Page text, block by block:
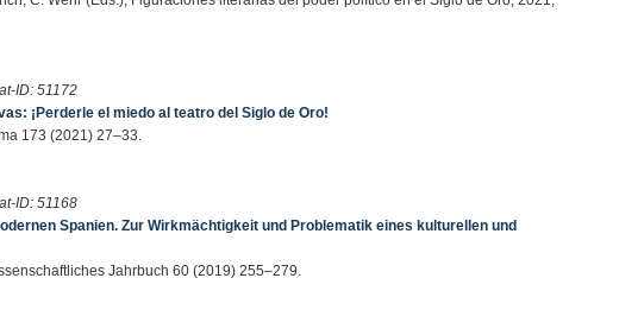
ID:51172
¡Perderle el miedo al teatro del Siglo de Oro!
173 (2021) 27–33.
ID:51168
Spanien. Zur Wirkmächtigkeit und Problematik eines kulturellen und
Jahrbuch 60 (2019) 255–279.